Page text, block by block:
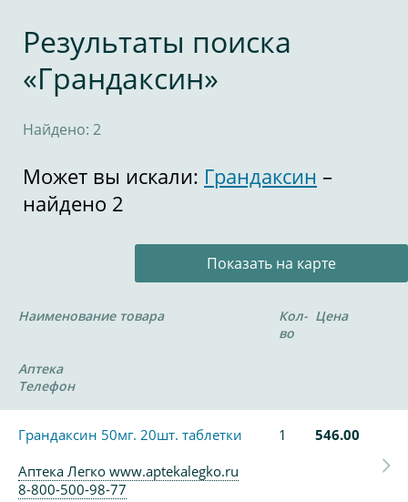
Результаты поиска
«Грандаксин»
Найдено: 2
Может вы искали: Грандаксин –
найдено 2
Показать на карте
Наименование товара
Кол-
во
Цена
Аптека
Телефон
Грандаксин 50мг. 20шт. таблетки 1
546.00
Аптека Легко www.aptekalegko.ru
8-800-500-98-77